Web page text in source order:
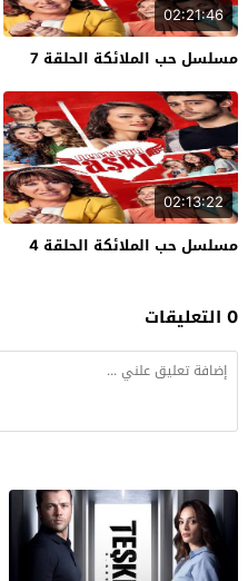
02:21:46
مسلسل حب الملائكة الحلقة 7
02:13:22
مسلسل حب الملائكة الحلقة 4
0 التعليقات